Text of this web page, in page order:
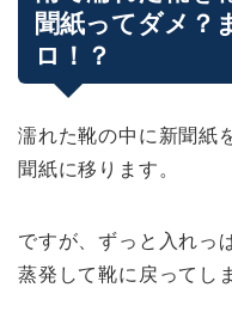
聞紙ってダメ？
ロ！？
濡れた靴の中に新聞紙
聞紙に移ります。
ですが、ずっと入れっ
蒸発して靴に戻ってし